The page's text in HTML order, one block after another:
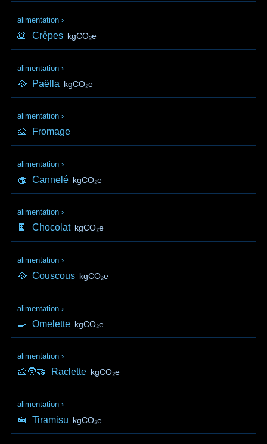
alimentation ›
🥞 Crêpes kgCO₂e
alimentation ›
🥘 Paëlla kgCO₂e
alimentation ›
🧀 Fromage
alimentation ›
🧁 Cannelé kgCO₂e
alimentation ›
🍫 Chocolat kgCO₂e
alimentation ›
🥘 Couscous kgCO₂e
alimentation ›
🍳 Omelette kgCO₂e
alimentation ›
🧀🧑‍🤝‍ Raclette kgCO₂e
alimentation ›
🍰 Tiramisu kgCO₂e